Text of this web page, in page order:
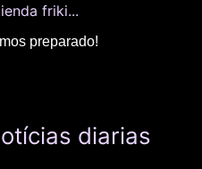
friki...
preparado!
diarias